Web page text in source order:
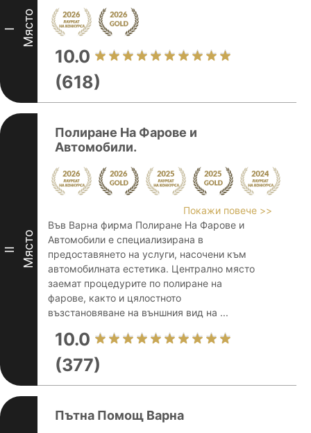
I Място
10.0
(618)
II Място
Полиране На Фарове и
Автомобили.
Покажи повече >>
Във Варна фирма Полиране На Фарове и
Автомобили е специализирана в
предоставянето на услуги, насочени към
автомобилната естетика. Централно място
заемат процедурите по полиране на
фарове, както и цялостното
възстановяване на външния вид на ...
10.0
(377)
Пътна Помощ Варна